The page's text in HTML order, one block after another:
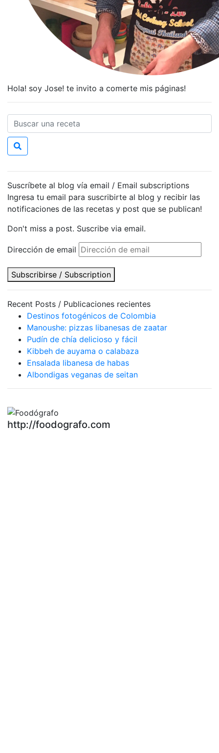
Hola! soy Jose! te invito a comerte mis páginas!
Suscríbete al blog vía email / Email subscriptions
Ingresa tu email para suscribirte al blog y recibir las
notificaciones de las recetas y post que se publican!
Don't miss a post. Suscribe via email.
Dirección de email
Subscribirse / Subscription
Recent Posts / Publicaciones recientes
Destinos fotogénicos de Colombia
Manoushe: pizzas libanesas de zaatar
Pudín de chía delicioso y fácil
Kibbeh de auyama o calabaza
Ensalada libanesa de habas
Albondigas veganas de seitan
http://foodografo.com